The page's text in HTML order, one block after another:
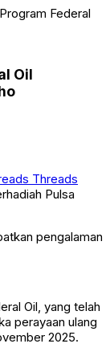
Federal
Oil
Threads
pengalaman
Oil, yang telah
perayaan ulang
2025.